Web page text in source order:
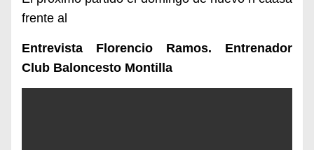
frente al
Entrevista Florencio Ramos. Entrenador
Club Baloncesto Montilla